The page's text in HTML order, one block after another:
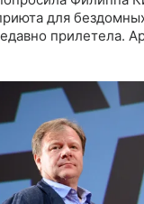
для
прилетела.